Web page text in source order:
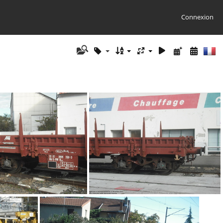
Connexion